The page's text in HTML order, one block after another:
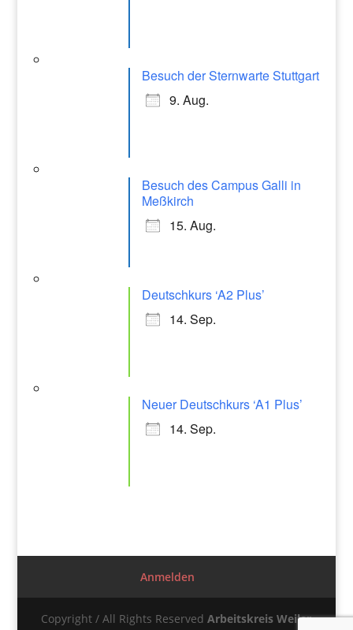
Besuch der Sternwarte Stuttgart
9. Aug.
Besuch des Campus Galli in
Meßkirch
15. Aug.
Deutschkurs ‘A2 Plus’
14. Sep.
Neuer Deutschkurs ‘A1 Plus’
14. Sep.
Anmelden
Copyright / All Rights ReservedArbeitskreis Weiler